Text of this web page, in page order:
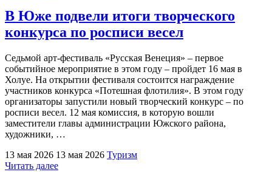
тысяч
жителей
Ивановской
уже
выбрали
объекты
для
благоустройства"
В Юже подвели итоги творческого
конкурса по росписи весел
Седьмой арт-фестиваль «Русская Венеция» – первое
событийное мероприятие в этом году – пройдет 16 мая в
Холуе. На открытии фестиваля состоится награждение
участников конкурса «Потешная флотилия». В этом году
организаторы запустили новый творческий конкурс – по
росписи весел. 12 мая комиссия, в которую вошли
заместители главы администрации Южского района,
художники, …
13 мая 2026 13 мая 2026 Туризм
Читать далее"В